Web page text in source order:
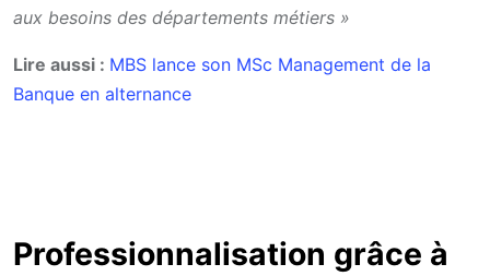
aux besoins des départements métiers »
Lire aussi : MBS lance son MSc Management de la
Banque en alternance
Professionnalisation grâce à